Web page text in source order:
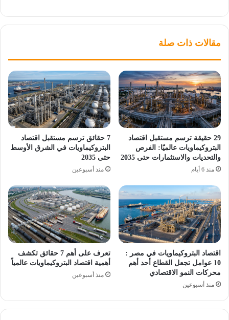
مقالات ذات صلة
29 حقيقة ترسم مستقبل اقتصاد
البتروكيماويات عالميًا: الفرص
والتحديات والاستثمارات حتى 2035
منذ 6 أيام
7 حقائق ترسم مستقبل اقتصاد
البتروكيماويات في الشرق الأوسط
حتى 2035
منذ أسبوعين
اقتصاد البتروكيماويات في مصر :
10 عوامل تجعل القطاع أحد أهم
محركات النمو الاقتصادي
منذ أسبوعين
تعرف على أهم 7 حقائق تكشف
أهمية اقتصاد البتروكيماويات عالمياً
منذ أسبوعين